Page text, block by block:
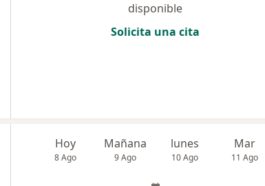
disponible
Solicita una cita
Hoy
8 Ago
Mañana
9 Ago
lunes
10 Ago
Mar
11 Ago